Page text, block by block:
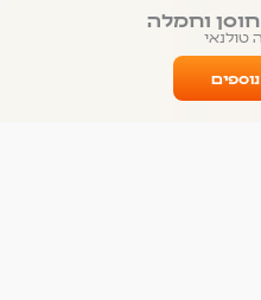
וחמלה
טולנאי